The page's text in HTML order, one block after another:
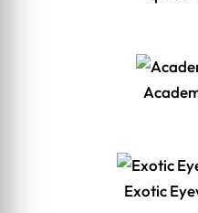
Exotic